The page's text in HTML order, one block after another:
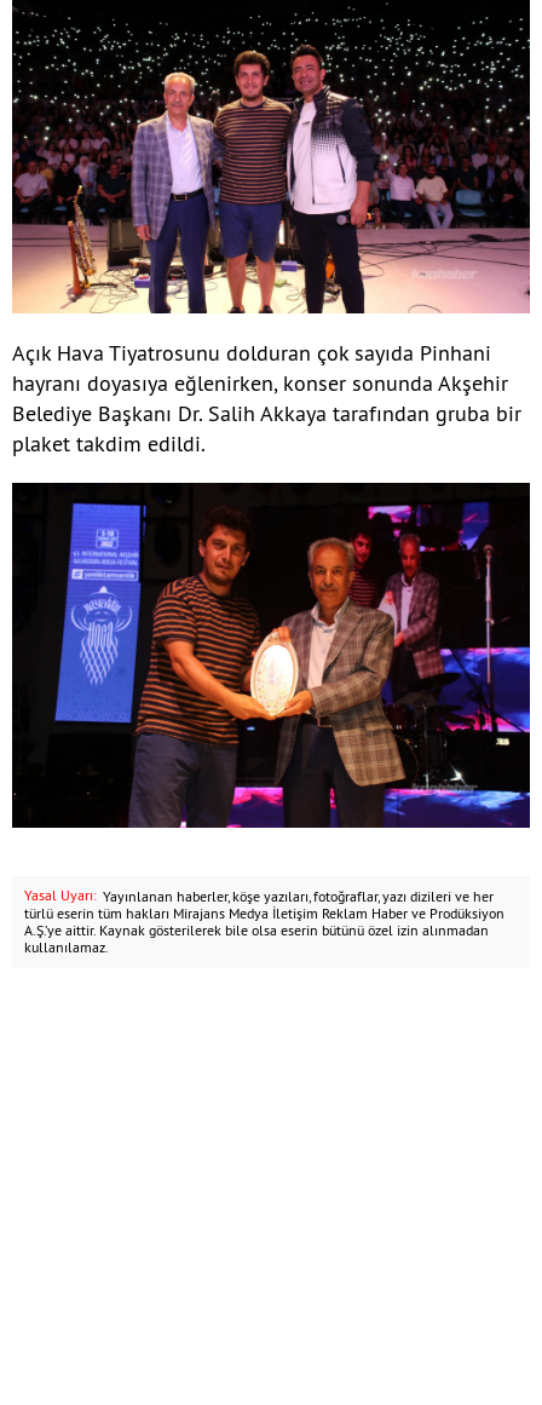
Açık Hava Tiyatrosunu dolduran çok sayıda Pinhani
hayranı doyasıya eğlenirken, konser sonunda Akşehir
Belediye Başkanı Dr. Salih Akkaya tarafından gruba bir
plaket takdim edildi.
Yasal Uyarı: Yayınlanan haberler, köşe yazıları, fotoğraflar, yazı dizileri ve her
türlü eserin tüm hakları Mirajans Medya İletişim Reklam Haber ve Prodüksiyon
A.Ş.’ye aittir. Kaynak gösterilerek bile olsa eserin bütünü özel izin alınmadan
kullanılamaz.